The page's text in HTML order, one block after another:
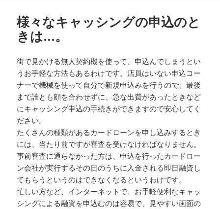
様々なキャッシングの申込のと
きは…。
街で見かける無人契約機を使って、申込んでしまうとい
うお手軽な方法もあるわけです。店員はいない申込コー
ナーで機械を使って自分で新規申込みを行うので、最後
まで誰とも顔を合わせずに、急な出費があったときなど
にキャッシング申込の手続きができますので安心してく
ださい。
たくさんの種類があるカードローンを申し込みするとき
には、当たり前ですが審査を受けなければなりません。
事前審査に通らなかった方は、申込を行ったカードロー
ン会社が実行するその日のうちに入金される即日融資し
てもらうというのはできなくなるというわけです。
忙しい方など、インターネットで、お手軽便利なキャッ
シングによる融資を申込むのは容易で、見やすい画面の